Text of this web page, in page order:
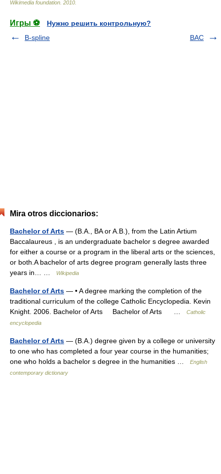
Wikimedia foundation 2010
Игры ⚽
Нужно решить контрольную?
B-spline
BAC
Mira otros diccionarios:
Bachelor of Arts — (B.A., BA or A.B.), from the Latin Artium
Baccalaureus , is an undergraduate bachelor s degree awarded
for either a course or a program in the liberal arts or the sciences,
or both.A bachelor of arts degree program generally lasts three
years in… …
Wikipedia
Bachelor of Arts — • A degree marking the completion of the
traditional curriculum of the college Catholic Encyclopedia. Kevin
Knight. 2006. Bachelor of Arts Bachelor of Arts …
Catholic
encyclopedia
Bachelor of Arts — (B.A.) degree given by a college or university
to one who has completed a four year course in the humanities;
one who holds a bachelor s degree in the humanities …
English
contemporary dictionary